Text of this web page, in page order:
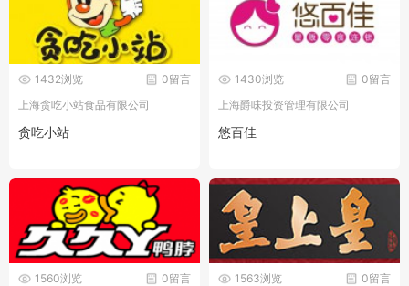
0留言
1432浏览
上海贪吃小站食品有限公司
贪吃小站
0留言
1430浏览
上海爵味投资管理有限公司
悠百佳
0留言
1560浏览
0留言
1563浏览